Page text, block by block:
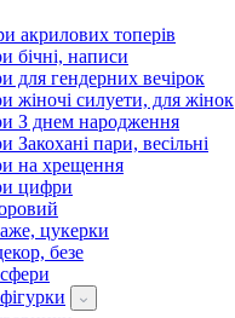
акрилових топерів
бічні, написи
для гендерних вечірок
жіночі силуети, для жінок
З днем ​​народження
Закохані пари, весільні
на хрещення
цифри
цукерки
безе